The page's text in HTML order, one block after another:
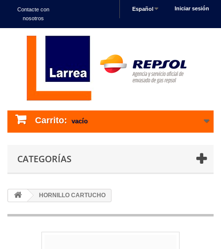
Iniciar sesión
Español
Contacte con
nosotros
Carrito: vacío
CATEGORÍAS
HORNILLO CARTUCHO